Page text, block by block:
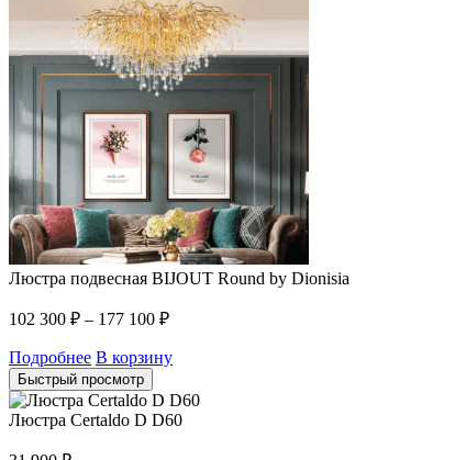
Люстра подвесная BIJOUT Round by Dionisia
102 300 ₽ – 177 100 ₽
Подробнее В корзину
Быстрый просмотр
Люстра Certaldo D D60